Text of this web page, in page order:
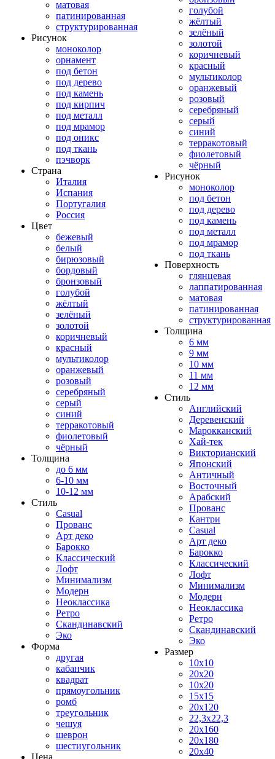
матовая
патинированная
структурированная
Рисунок
моноколор
орнамент
под бетон
под дерево
под камень
под кирпич
под металл
под мрамор
под оникс
под ткань
пэчворк
Страна
Италия
Испания
Португалия
Россия
Цвет
бежевый
белый
бирюзовый
бордовый
бронзовый
голубой
жёлтый
зелёный
золотой
коричневый
красный
мультиколор
оранжевый
розовый
серебряный
серый
синий
терракотовый
фиолетовый
чёрный
Толщина
до 6 мм
6-10 мм
10-12 мм
Стиль
Casual
Прованс
Арт деко
Барокко
Классический
Лофт
Минимализм
Модерн
Неоклассика
Ретро
Скандинавский
Эко
Форма
другая
кабанчик
квадрат
прямоугольник
ромб
треугольник
чешуя
шеврон
шестиугольник
Цена
голубой
жёлтый
зелёный
золотой
коричневый
красный
мультиколор
оранжевый
розовый
серебряный
серый
синий
терракотовый
фиолетовый
чёрный
Рисунок
моноколор
под бетон
под дерево
под камень
под металл
под мрамор
под ткань
Поверхность
глянцевая
лаппатированная
матовая
патинированная
структурированная
Толщина
6 мм
9 мм
10 мм
11 мм
12 мм
Стиль
Английский
Деревенский
Марокканский
Хай-тек
Викторианский
Японский
Античный
Восточный
Арабский
Прованс
Кантри
Casual
Арт деко
Барокко
Классический
Лофт
Минимализм
Модерн
Неоклассика
Ретро
Скандинавский
Эко
Размер
10x10
20x20
10x20
15x15
20x120
22,3x22,3
20x160
20x180
20x40